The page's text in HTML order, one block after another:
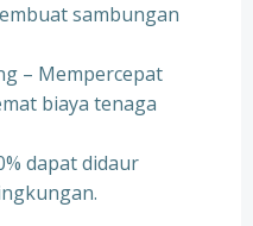
sambungan
– Mempercepat
biaya tenaga
dapat didaur